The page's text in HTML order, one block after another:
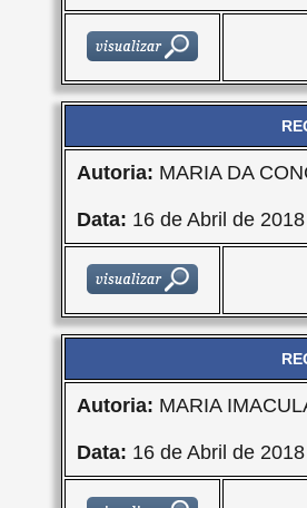
Autoria: MARIA DA
Data: 16 de Abril de 2018
Autoria: MARIA
Data: 16 de Abril de 2018